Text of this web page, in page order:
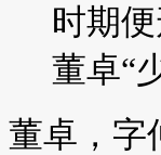
时期
董卓“
董卓，字